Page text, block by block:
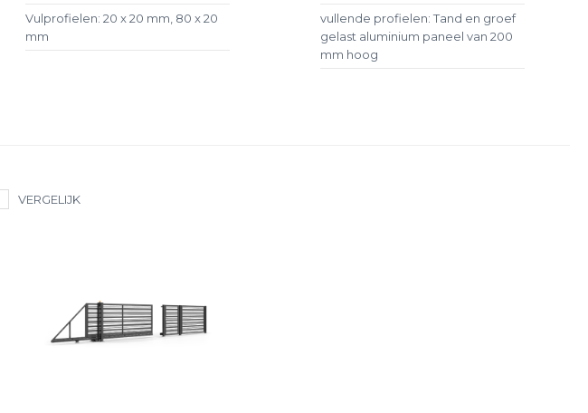
Vulprofielen: 20 x 20 mm, 80 x 20
mm
vullende profielen: Tand en groef
gelast aluminium paneel van 200
mm hoog
VERGELIJK